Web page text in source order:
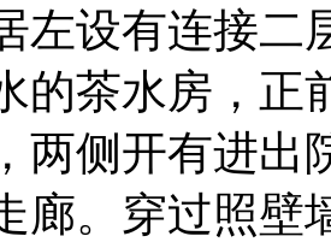
左设有连接二
的茶水房，正
两侧开有进出
廊。穿过照壁